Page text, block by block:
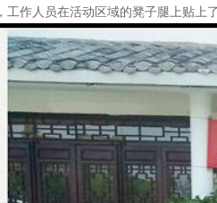
工作人员在活动区域的凳子腿上贴上